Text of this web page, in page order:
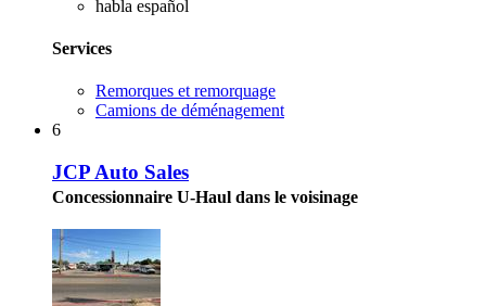
habla español
Services
Remorques et remorquage
Camions de déménagement
6
JCP Auto Sales
Concessionnaire U-Haul dans le voisinage